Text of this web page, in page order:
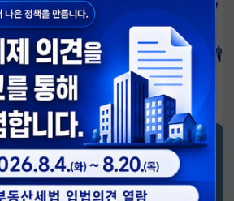
-회복과 도약, 모두의 1년
재정경제부 SNS 소식
로그페이스북트위터(X)유튜브인스타그램